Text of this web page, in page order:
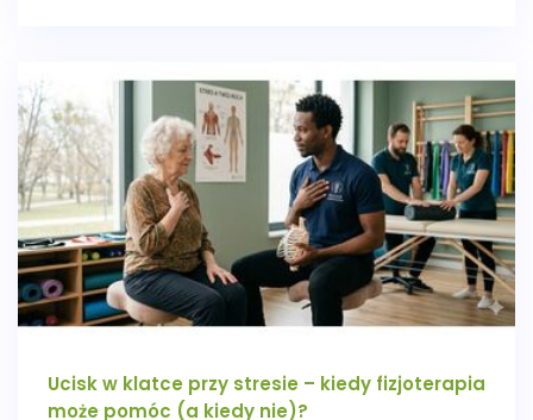
Ucisk w klatce przy stresie – kiedy fizjoterapia
może pomóc (a kiedy nie)?